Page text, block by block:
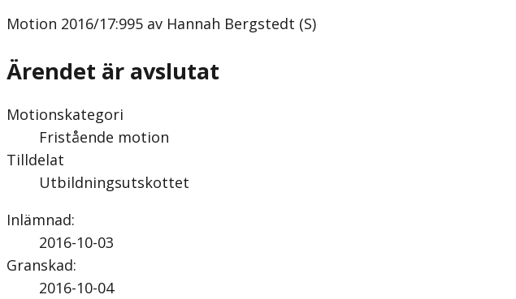
Motion 2016/17:995 av Hannah Bergstedt (S)
Ärendet är avslutat
Motionskategori
Fristående motion
Tilldelat
Utbildningsutskottet
Inlämnad:
2016-10-03
Granskad:
2016-10-04